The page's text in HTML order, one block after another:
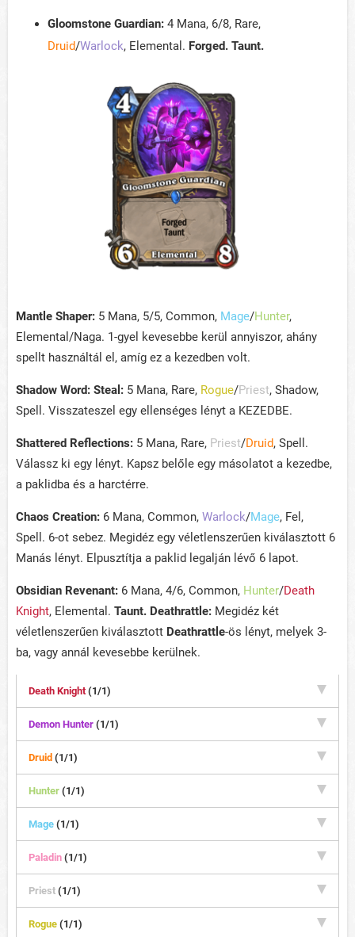
Gloomstone Guardian: 4 Mana, 6/8, Rare,
Druid/Warlock, Elemental. Forged. Taunt.
Mantle Shaper: 5 Mana, 5/5, Common, Mage/Hunter,
Elemental/Naga. 1-gyel kevesebbe kerül annyiszor, ahány
spellt használtál el, amíg ez a kezedben volt.
Shadow Word: Steal: 5 Mana, Rare, Rogue/Priest, Shadow,
Spell. Visszateszel egy ellenséges lényt a KEZEDBE.
Shattered Reflections: 5 Mana, Rare, Priest/Druid, Spell.
Válassz ki egy lényt. Kapsz belőle egy másolatot a kezedbe,
a paklidba és a harctérre.
Chaos Creation: 6 Mana, Common, Warlock/Mage, Fel,
Spell. 6-ot sebez. Megidéz egy véletlenszerűen kiválasztott 6
Manás lényt. Elpusztítja a paklid legalján lévő 6 lapot.
Obsidian Revenant: 6 Mana, 4/6, Common, Hunter/Death
Knight, Elemental. Taunt. Deathrattle: Megidéz két
véletlenszerűen kiválasztott Deathrattle-ös lényt, melyek 3-
ba, vagy annál kevesebbe kerülnek.
Death Knight(1/1)
Demon Hunter (1/1)
Druid (1/1)
Hunter (1/1)
Mage (1/1)
Paladin (1/1)
Priest (1/1)
Rogue (1/1)